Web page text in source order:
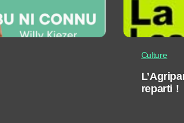
Culture
reparti !